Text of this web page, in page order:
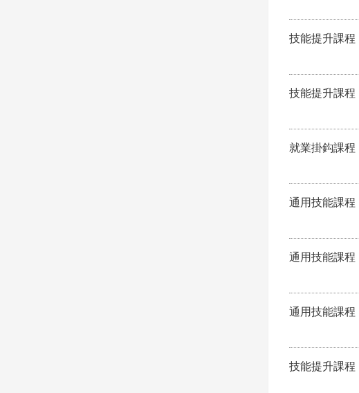
技能提升課程
技能提升課程
就業掛鈎課程
通用技能課程
通用技能課程
通用技能課程
技能提升課程